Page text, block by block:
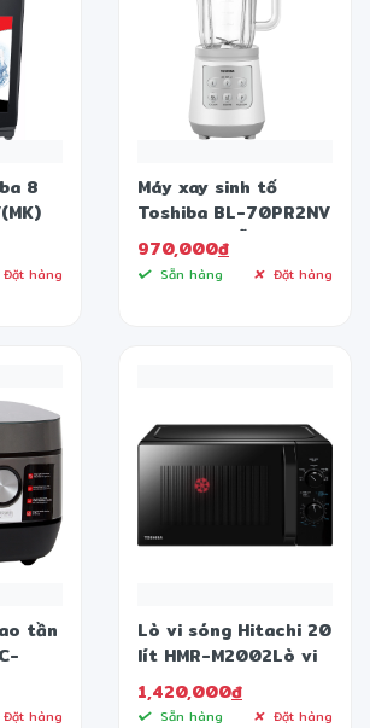
8
Đặt hàng
Máy xay sinh tố
Toshiba BL-70PR2NV
(Hàng bỏ mẫu)
970,000đ
Sẵn hàng Đặt hàng
tần
Đặt hàng
Lò vi sóng Hitachi 20
lít HMR-M2002Lò vi
sóng Toshiba 20 lít
MW2-MM20P(BK)
1,420,000đ
Sẵn hàng Đặt hàng